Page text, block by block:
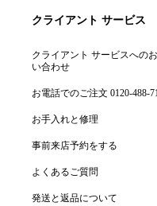
クライアント サービス
クライアント サービスへの
い合わせ
お電話でのご注文 0120-488-
お手入れと修理
事前来店予約をする
よくあるご質問
発送と返品について